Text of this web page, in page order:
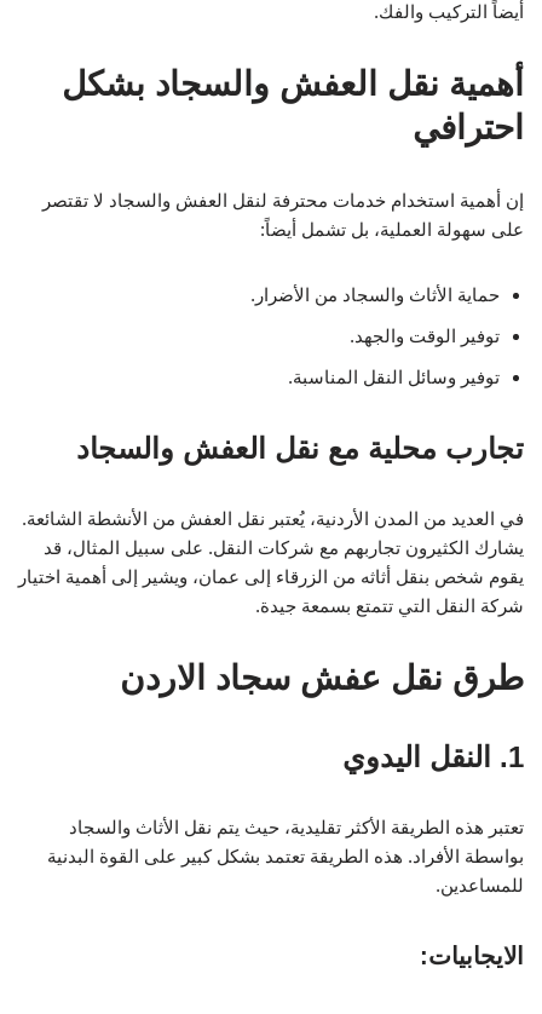
أيضاً التركيب والفك.
أهمية نقل العفش والسجاد بشكل
احترافي
إن أهمية استخدام خدمات محترفة لنقل العفش والسجاد لا تقتصر
على سهولة العملية، بل تشمل أيضاً:
حماية الأثاث والسجاد من الأضرار.
توفير الوقت والجهد.
توفير وسائل النقل المناسبة.
تجارب محلية مع نقل العفش والسجاد
في العديد من المدن الأردنية، يُعتبر نقل العفش من الأنشطة الشائعة.
يشارك الكثيرون تجاربهم مع شركات النقل. على سبيل المثال، قد
يقوم شخص بنقل أثاثه من الزرقاء إلى عمان، ويشير إلى أهمية اختيار
شركة النقل التي تتمتع بسمعة جيدة.
طرق نقل عفش سجاد الاردن
1. النقل اليدوي
تعتبر هذه الطريقة الأكثر تقليدية، حيث يتم نقل الأثاث والسجاد
بواسطة الأفراد. هذه الطريقة تعتمد بشكل كبير على القوة البدنية
للمساعدين.
الايجابيات: